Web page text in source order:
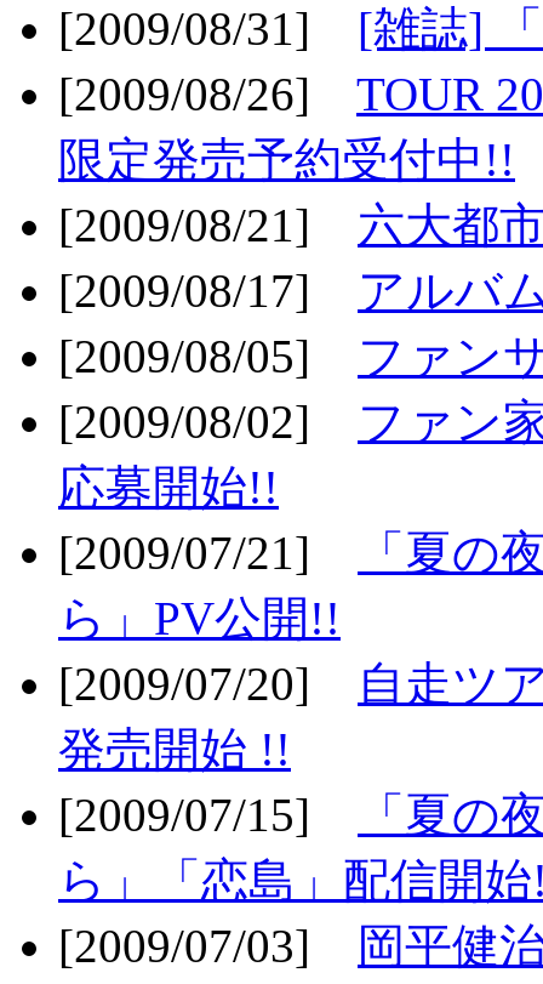
[2009/08/31] [雑誌]
[2009/08/26] TOUR
限定発売予約受付中!!
[2009/08/21] 六大都
[2009/08/17] アルバ
[2009/08/05] ファン
[2009/08/02] ファン
応募開始!!
[2009/07/21]
「夏の
ら」PV公開!!
[2009/07/20]
自走ツ
発売開始 !!
[2009/07/15]
「夏の
ら」「恋島」配信開
[2009/07/03]
岡平健